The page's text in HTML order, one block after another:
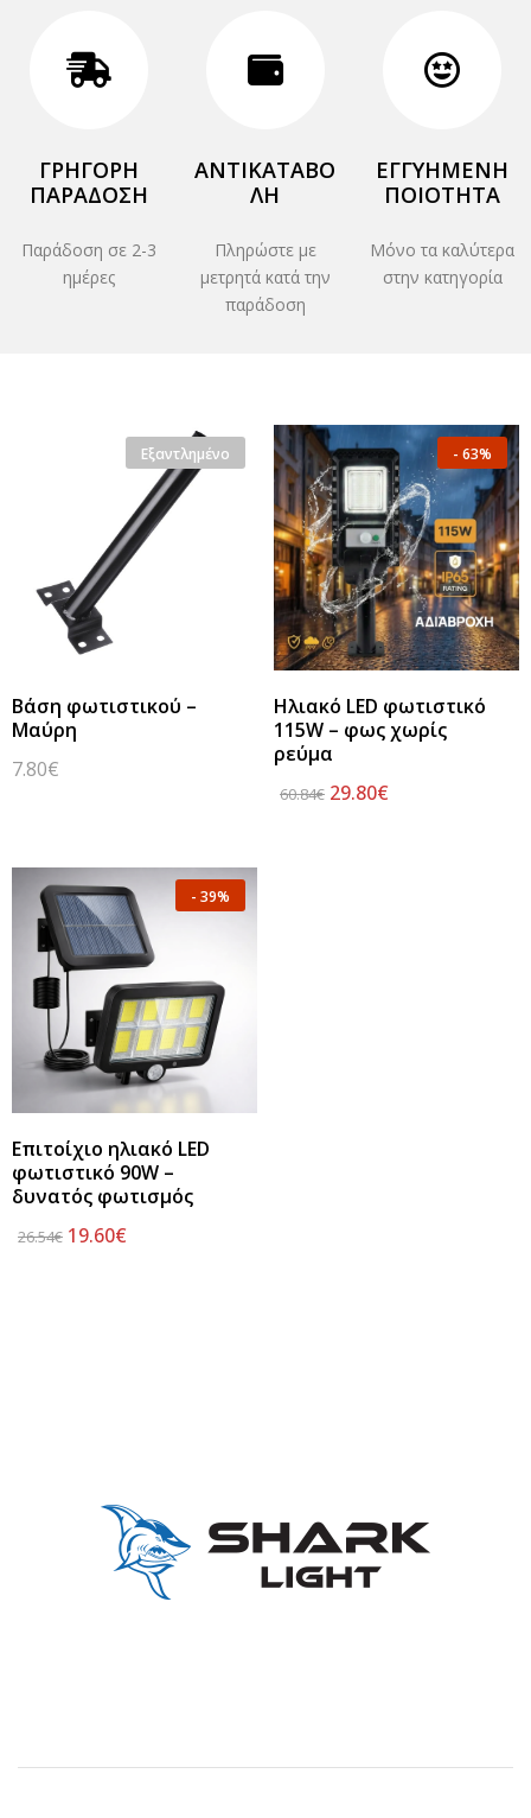
ΓΡΗΓΟΡΗ
ΠΑΡΑΔΟΣΗ
Παράδοση σε 2-3
ημέρες
ΑΝΤΙΚΑΤΑΒΟ
ΛΗ
Πληρώστε με
μετρητά κατά την
παράδοση
ΕΓΓΥΗΜΕΝΗ
ΠΟΙΟΤΗΤΑ
Μόνο τα καλύτερα
στην κατηγορία
Εξαντλημένο
Βάση φωτιστικού –
Μαύρη
7.80€
- 63%
Ηλιακό LED φωτιστικό
115W – φως χωρίς
ρεύμα
60.84€ 29.80€
- 39%
Επιτοίχιο ηλιακό LED
φωτιστικό 90W –
δυνατός φωτισμός
26.54€ 19.60€